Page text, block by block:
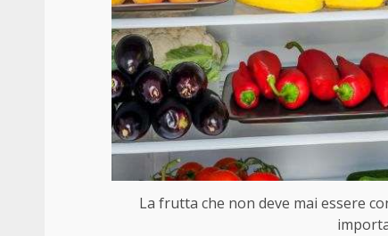
La frutta che non deve mai essere